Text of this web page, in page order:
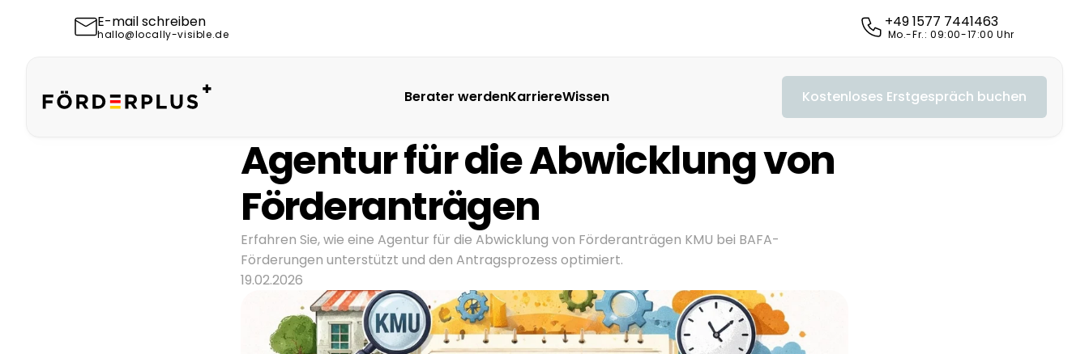
Berater werdenKarriereWissen Kostenloses Erstgespräch buchen
E-mail schreiben
hallo@locally-visible.de
+49 1577 7441463
Mo.-Fr.: 09:00-17:00 Uhr
Agentur für die Abwicklung von
Förderanträgen
Erfahren Sie, wie eine Agentur für die Abwicklung von Förderanträgen KMU bei BAFA-
Förderungen unterstützt und den Antragsprozess optimiert.
19.02.2026